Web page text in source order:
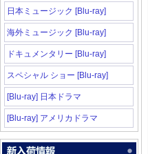
日本ミュージック [Blu-ray]
海外ミュージック [Blu-ray]
ドキュメンタリー [Blu-ray]
スペシャル ショー [Blu-ray]
[Blu-ray] 日本ドラマ
[Blu-ray] アメリカドラマ